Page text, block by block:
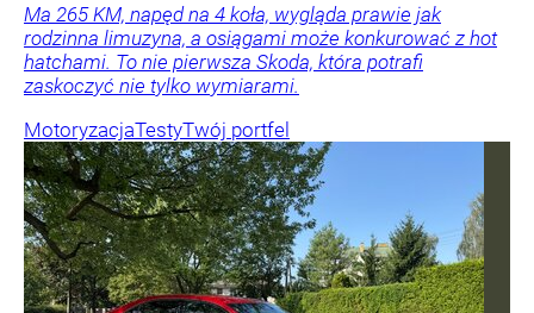
Ma 265 KM, napęd na 4 koła, wygląda prawie jak
rodzinna limuzyna, a osiągami może konkurować z hot
hatchami. To nie pierwsza Skoda, która potrafi
zaskoczyć nie tylko wymiarami.
MotoryzacjaTestyTwój portfel